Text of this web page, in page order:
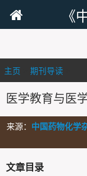
《
主页 期刊导读
医学教育与医
来源： 中国药物化学
文章目录